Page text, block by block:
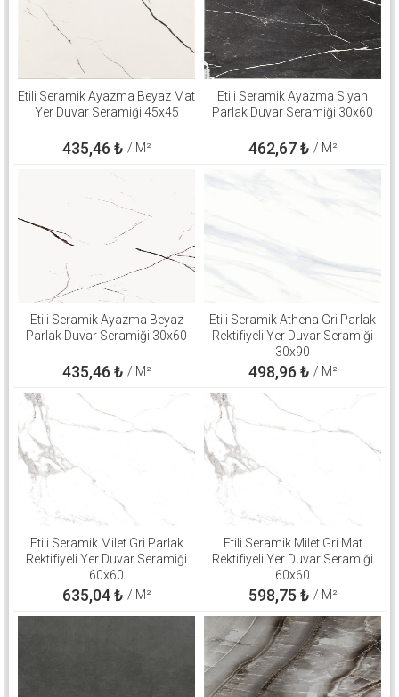
Etili Seramik Ayazma Beyaz Mat
Yer Duvar Seramiği 45x45
435,46 ₺ / M²
Etili Seramik Ayazma Siyah
Parlak Duvar Seramiği 30x60
462,67₺ / M²
Etili Seramik Ayazma Beyaz
Parlak Duvar Seramiği 30x60
435,46 ₺ / M²
Etili Seramik Athena Gri Parlak
Rektifiyeli Yer Duvar Seramiği
30x90
498,96 ₺ / M²
Etili Seramik Milet Gri Parlak
Rektifiyeli Yer Duvar Seramiği
60x60
635,04₺ / M²
Etili Seramik Milet Gri Mat
Rektifiyeli Yer Duvar Seramiği
60x60
598,75 ₺ / M²